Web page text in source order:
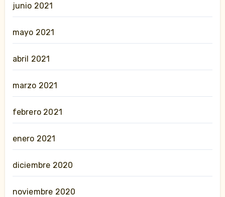
junio 2021
mayo 2021
abril 2021
marzo 2021
febrero 2021
enero 2021
diciembre 2020
noviembre 2020